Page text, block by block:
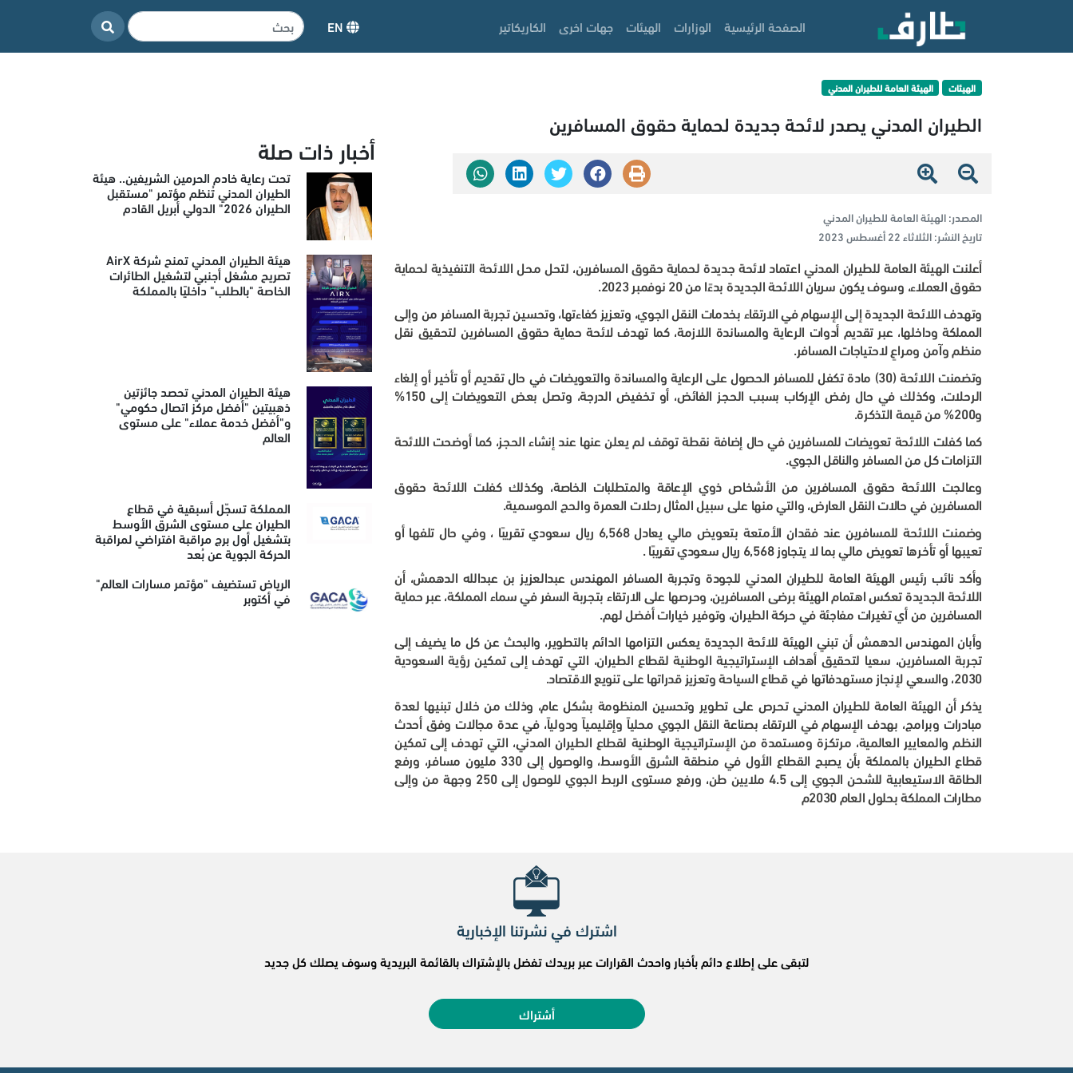
الصفحة الرئيسية الوزارات الهيئات جهات اخرى الكاريكاتير
الهيئات الهيئة العامة للطيران المدني
الطيران المدني يصدر لائحة جديدة لحماية حقوق المسافرين
المصدر:الهيئة العامة للطيران المدني
تاريخ النشر:الثلاثاء 22 أغسطس 2023
أعلنت الهيئة العامة للطيران المدني اعتماد لائحة جديدة لحماية حقوق المسافرين، لتحل محل اللائحة التنفيذية لحماية
حقوق العملاء، وسوف يكون سريان اللائحة الجديدة بدءًا من 20 نوفمبر 2023
.
وتهدف اللائحة الجديدة إلى الإسهام في الارتقاء بخدمات النقل الجوي، وتعزيز كفاءتها، وتحسين تجربة المسافر من وإلى
المملكة وداخلها، عبر تقديم أدوات الرعاية والمساندة اللازمة، كما تهدف لائحة حماية حقوق المسافرين لتحقيق نقل
منظم وآمن ومراعٍ لاحتياجات المسافر.
وتضمنت اللائحة (30) مادة تكفل للمسافر الحصول على الرعاية والمساندة والتعويضات في حال تقديم أو تأخير أو إلغاء
الرحلات، وكذلك في حال رفض الإركاب بسبب الحجز الفائض، أو تخفيض الدرجة، وتصل بعض التعويضات إلى 150%
و200% من قيمة التذكرة
.
كما كفلت اللائحة تعويضات للمسافرين في حال إضافة نقطة توقف لم يعلن عنها عند إنشاء الحجز، كما أوضحت اللائحة
التزامات كل من المسافر والناقل الجوي.
وعالجت اللائحة حقوق المسافرين من الأشخاص ذوي الإعاقة والمتطلبات الخاصة، وكذلك كفلت اللائحة حقوق
المسافرين في حالات النقل العارض، والتي منها على سبيل المثال رحلات العمرة والحج الموسمية.
وضمنت اللائحة للمسافرين عند فقدان الأمتعة بتعويض مالي يعادل 6,568 ريال سعودي تقريبًا ، وفي حال تلفها أو
تعيبها أو تأخرها تعويض مالي بما لا يتجاوز 6,568 ريال سعودي تقريبًا
.
وأكد نائب رئيس الهيئة العامة للطيران المدني للجودة وتجربة المسافر المهندس عبدالعزيز بن عبدالله الدهمش، أن
اللائحة الجديدة تعكس اهتمام الهيئة برضى المسافرين، وحرصها على الارتقاء بتجربة السفر في سماء المملكة، عبر حماية
المسافرين من أي تغيرات مفاجئة في حركة الطيران، وتوفير خيارات أفضل لهم.
وأبان المهندس الدهمش أن تبني الهيئة للائحة الجديدة يعكس التزامها الدائم بالتطوير، والبحث عن كل ما يضيف إلى
تجربة المسافرين، سعيا لتحقيق أهداف الإستراتيجية الوطنية لقطاع الطيران، التي تهدف إلى تمكين رؤية السعودية
2030، والسعي لإنجاز مستهدفاتها في قطاع السياحة وتعزيز قدراتها على تنويع الاقتصاد
.
يذكر أن الهيئة العامة للطيران المدني تحرص على تطوير وتحسين المنظومة بشكل عام، وذلك من خلال تبنيها لعدة
مبادرات وبرامج، بهدف الإسهام في الارتقاء بصناعة النقل الجوي محلياً وإقليمياً ودولياً، في عدة مجالات وفق أحدث
النظم والمعايير العالمية، مرتكزة ومستمدة من الإستراتيجية الوطنية لقطاع الطيران المدني، التي تهدف إلى تمكين
قطاع الطيران بالمملكة بأن يصبح القطاع الأول في منطقة الشرق الأوسط، والوصول إلى 330 مليون مسافر، ورفع
الطاقة الاستيعابية للشحن الجوي إلى 4.5 ملايين طن، ورفع مستوى الربط الجوي للوصول إلى 250 وجهة من وإلى
مطارات المملكة بحلول العام 2030م
أخبار ذات صلة
تحت رعاية خادم الحرمين الشريفين.. هيئة
الطيران المدني تُنظم مؤتمر "مستقبل
الطيران 2026" الدولي أبريل القادم
هيئة الطيران المدني تمنح شركة AirX
تصريح مشغل أجنبي لتشغيل الطائرات
الخاصة "بالطلب" داخليًا بالمملكة
هيئة الطيران المدني تحصد جائزتين
ذهبيتين "أفضل مركز اتصال حكومي"
و"أفضل خدمة عملاء" على مستوى
العالم
المملكة تسجّل أسبقية في قطاع
الطيران على مستوى الشرق الأوسط
بتشغيل أول برج مراقبة افتراضي لمراقبة
الحركة الجوية عن بُعد
الرياض تستضيف "مؤتمر مسارات العالم"
في أكتوبر
اشترك في نشرتنا الإخبارية
لتبقى على إطلاع دائم بأخبار واحدث القرارات عبر بريدك تفضل بالإشتراك بالقائمة البريدية وسوف يصلك كل جديد
أشتراك